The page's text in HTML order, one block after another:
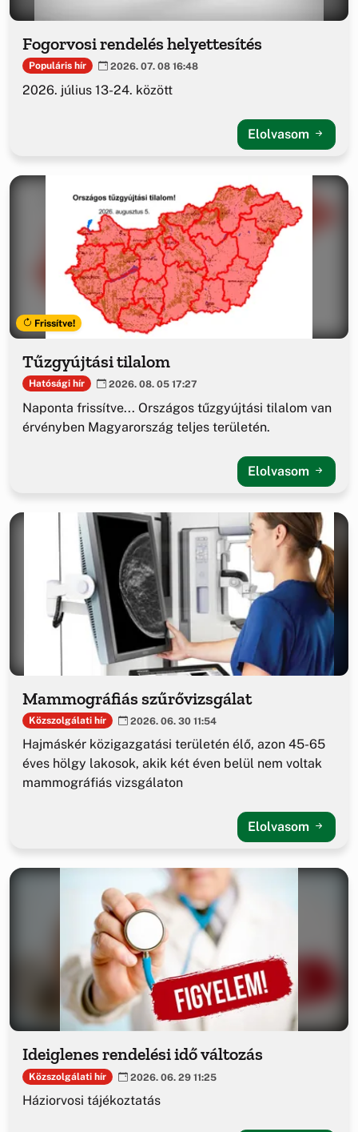
Fogorvosi rendelés helyettesítés
Populáris hír 2026. 07. 08 16:48
2026. július 13-24. között
Elolvasom
Frissítve!
Tűzgyújtási tilalom
Hatósági hír 2026. 08. 05 17:27
Naponta frissítve... Országos tűzgyújtási tilalom van
érvényben Magyarország teljes területén.
Elolvasom
Mammográfiás szűrővizsgálat
Közszolgálati hír 2026. 06. 30 11:54
Hajmáskér közigazgatási területén élő, azon 45-65
éves hölgy lakosok, akik két éven belül nem voltak
mammográfiás vizsgálaton
Elolvasom
Ideiglenes rendelési idő változás
Közszolgálati hír 2026. 06. 29 11:25
Háziorvosi tájékoztatás